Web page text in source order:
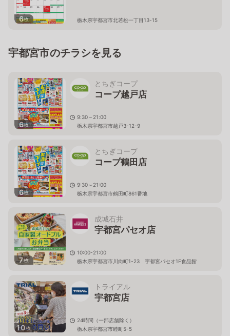
6枚 栃木県宇都宮市北若松一丁目13-15
宇都宮市のチラシを見る
6枚
とちぎコープ
コープ越戸店
9:30～21:00
栃木県宇都宮市越戸3-12-9
6枚
とちぎコープ
コープ鶴田店
9:30～21:00
栃木県宇都宮市鶴田町861番地
7枚
成城石井
宇都宮パセオ店
10:00-21:00
栃木県宇都宮市川向町1-23 宇都宮パセオ1F食品館
10枚
トライアル
宇都宮店
24時間（一部店舗除く）
栃木県宇都宮市睦町5-5